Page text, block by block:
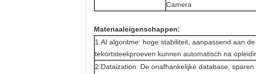
Camera
Materiaaleigenschappen:
1.AI algoritme: hoge stabiliteit, aanpassend aan
tekortsteekproeven kunnen automatisch na
2.Dataization: De onafhankelijke database,